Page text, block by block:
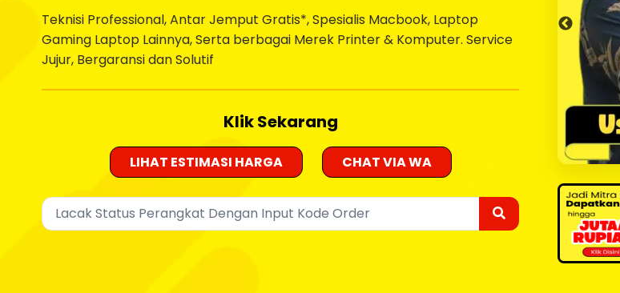
Teknisi Professional, Antar Jemput Gratis*, Spesialis Macbook, Laptop
Gaming Laptop Lainnya, Serta berbagai Merek Printer & Komputer. Service
Jujur, Bergaransi dan Solutif
Klik Sekarang
LIHAT ESTIMASI HARGA CHAT VIA WA